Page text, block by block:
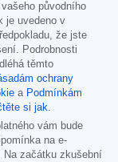
původního
je uvedeno v
že jste
Podrobnosti
těmto
ochrany
a Podmínkám
si jak.
vám bude
na e-
Na začátku zkušební